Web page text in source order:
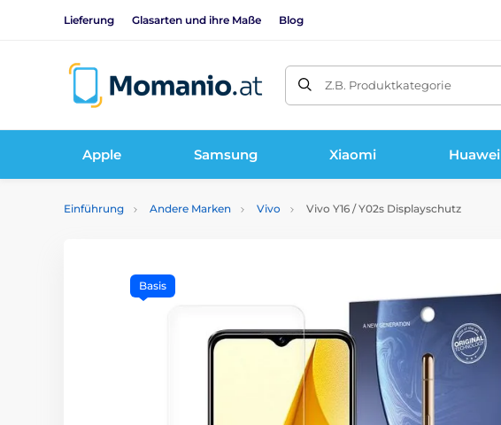
Lieferung Glasarten und ihre Maße Blog
Z.B. Produktkategorie
Apple Samsung Xiaomi Huawei
Einführung Andere Marken Vivo Vivo Y16 / Y02s Displayschutz
Basis